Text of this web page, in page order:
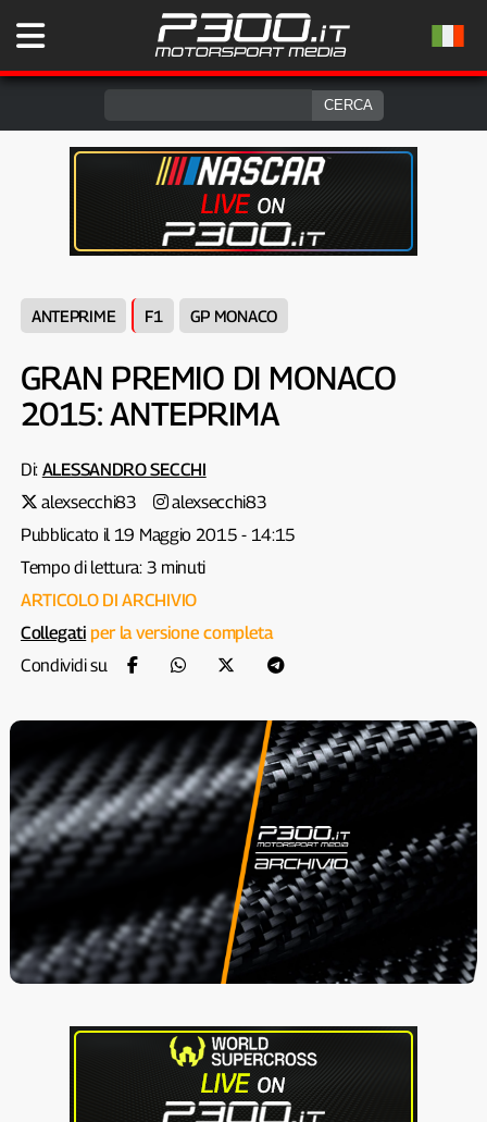
ANTEPRIME F1 GP MONACO
GRAN PREMIO DI MONACO
2015: ANTEPRIMA
Di: ALESSANDRO SECCHI
alexsecchi83
alexsecchi83
Pubblicato il 19 Maggio 2015 - 14:15
Tempo di lettura: 3 minuti
ARTICOLO DI ARCHIVIO
Collegati per la versione completa
Condividi su